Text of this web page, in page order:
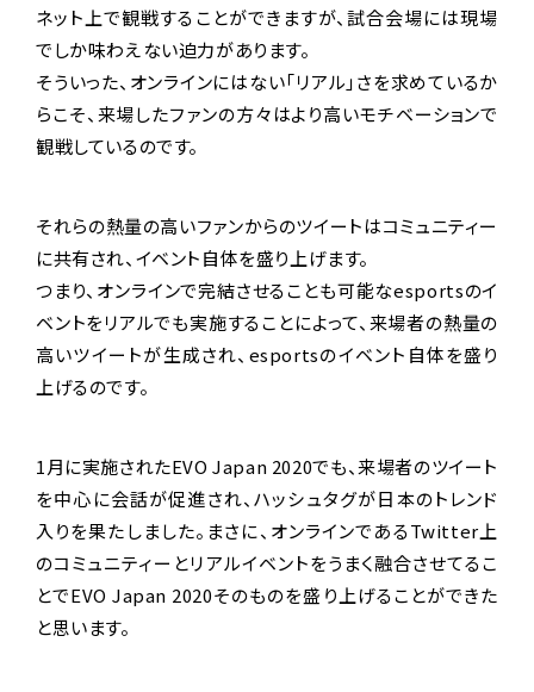
ネット上で観戦することができますが、試合会場には現場
でしか味わえない迫力があります。
そういった、オンラインにはない「リアル」さを求めているか
らこそ、来場したファンの方々はより高いモチベーションで
観戦しているのです。
それらの熱量の高いファンからのツイートはコミュニティー
に共有され、イベント自体を盛り上げます。
つまり、オンラインで完結させることも可能なesportsのイ
ベントをリアルでも実施することによって、来場者の熱量の
高いツイートが生成され、esportsのイベント自体を盛り
上げるのです。
1月に実施されたEVO Japan 2020でも、来場者のツイート
を中心に会話が促進され、ハッシュタグが日本のトレンド
入りを果たしました。まさに、オンラインであるTwitter上
のコミュニティーとリアルイベントをうまく融合させてるこ
とでEVO Japan 2020そのものを盛り上げることができた
と思います。